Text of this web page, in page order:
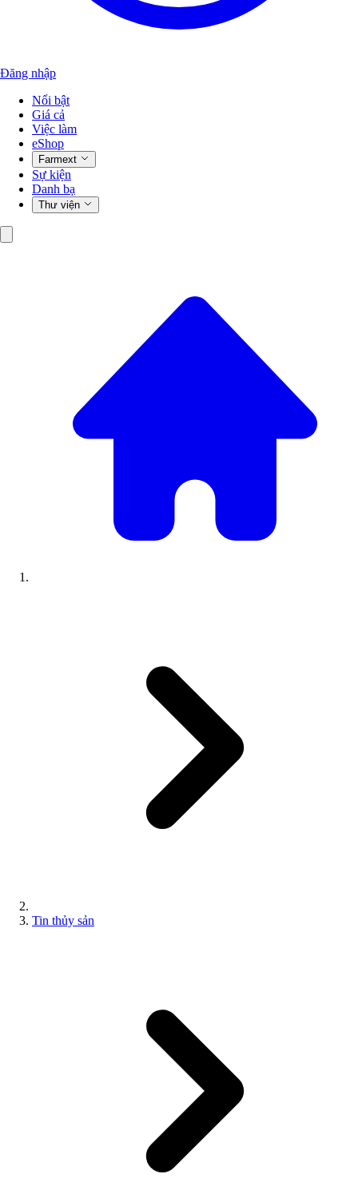
Đăng nhập
Nổi bật
Giá cả
Việc làm
eShop
Farmext
Sự kiện
Danh bạ
Thư viện
Tin thủy sản